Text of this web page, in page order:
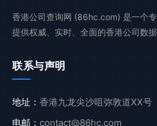
香港公司查询网 (86hc.com) 是一个
提供权威、实时、全面的香港公司数据
联系与声明
地址： 香港九龙尖沙咀弥敦道XX号
电邮： contact@86hc.com